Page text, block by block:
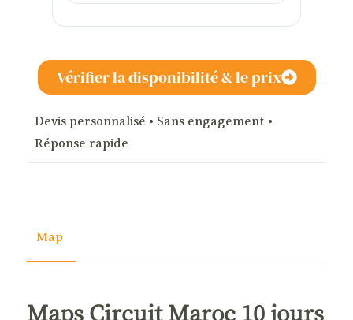
Vérifier la disponibilité & le prix
Devis personnalisé • Sans engagement •
Réponse rapide
Map
Maps Circuit Maroc 10 jours